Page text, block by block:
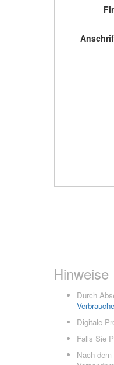
Hinweise
Durch
Digitale
Falls Sie
Nach